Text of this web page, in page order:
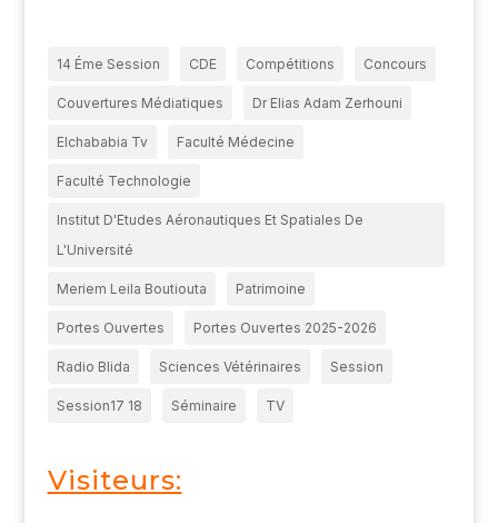
14 Éme Session CDE Compétitions Concours
Couvertures Médiatiques Dr Elias Adam Zerhouni
Elchababia Tv Faculté Médecine
Faculté Technologie
Institut D'Etudes Aéronautiques Et Spatiales De
L'Université
Meriem Leila Boutiouta Patrimoine
Portes Ouvertes Portes Ouvertes 2025-2026
Radio Blida Sciences Vétérinaires Session
Session17 18 Séminaire TV
Visiteurs: